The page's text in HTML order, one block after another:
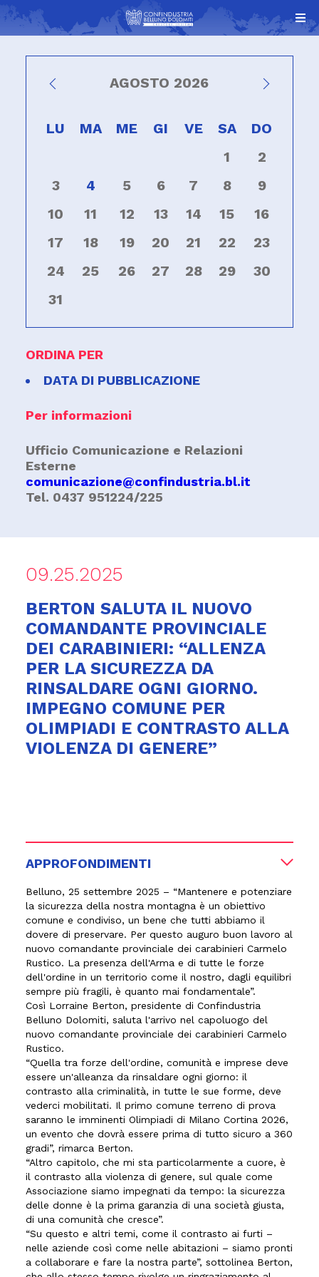
AGOSTO 2026
LU MA ME GI VE SA
DO
1
2
3
4 5 6 7 8
9
10
11 12 13 14 15
16
17
18 19 20 21 22
23
24
25 26 27 28 29
30
31
ORDINA PER
DATA DI PUBBLICAZIONE
Per informazioni
Ufficio Comunicazione e Relazioni
Esterne
comunicazione@confindustria.bl.it
Tel. 0437 951224/225
09.25.2025
BERTON SALUTA IL NUOVO
COMANDANTE PROVINCIALE
DEI CARABINIERI: “ALLENZA
PER LA SICUREZZA DA
RINSALDARE OGNI GIORNO.
IMPEGNO COMUNE PER
OLIMPIADI E CONTRASTO ALLA
VIOLENZA DI GENERE”
APPROFONDIMENTI
Belluno, 25 settembre 2025 – “Mantenere e potenziare
la sicurezza della nostra montagna è un obiettivo
comune e condiviso, un bene che tutti abbiamo il
dovere di preservare. Per questo auguro buon lavoro al
nuovo comandante provinciale dei carabinieri Carmelo
Rustico. La presenza dell'Arma e di tutte le forze
dell'ordine in un territorio come il nostro, dagli equilibri
sempre più fragili, è quanto mai fondamentale”.
Così Lorraine Berton, presidente di Confindustria
Belluno Dolomiti, saluta l'arrivo nel capoluogo del
nuovo comandante provinciale dei carabinieri Carmelo
Rustico.
“Quella tra forze dell'ordine, comunità e imprese deve
essere un'alleanza da rinsaldare ogni giorno: il
contrasto alla criminalità, in tutte le sue forme, deve
vederci mobilitati. Il primo comune terreno di prova
saranno le imminenti Olimpiadi di Milano Cortina 2026,
un evento che dovrà essere prima di tutto sicuro a 360
gradi”, rimarca Berton.
“Altro capitolo, che mi sta particolarmente a cuore, è
il contrasto alla violenza di genere, sul quale come
Associazione siamo impegnati da tempo: la sicurezza
delle donne è la prima garanzia di una società giusta,
di una comunità che cresce”.
“Su questo e altri temi, come il contrasto ai furti –
nelle aziende così come nelle abitazioni – siamo pronti
a collaborare e fare la nostra parte”, sottolinea Berton,